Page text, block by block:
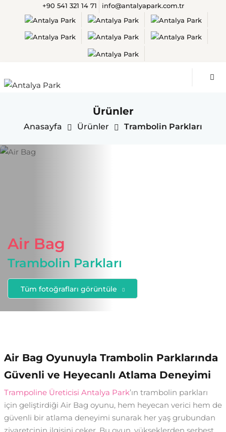
+90 541 321 14 71 info@antalyapark.com.tr
Ürünler
Anasayfa Ürünler Trambolin Parkları
Air Bag
Trambolin Parkları
Tüm fotoğrafları görüntüle
Air Bag Oyunuyla Trambolin Parklarında
Güvenli ve Heyecanlı Atlama Deneyimi
Trampoline Üreticisi Antalya Park’ın trambolin parkları
için geliştirdiği Air Bag oyunu, hem heyecan verici hem de
güvenli bir atlama deneyimi sunarak her yaş grubundan